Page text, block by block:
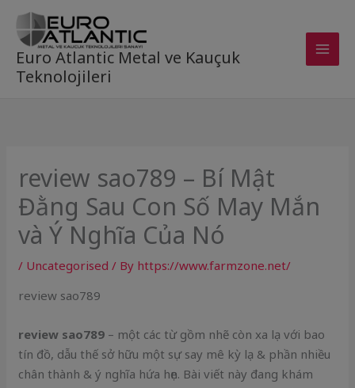
content
Euro Atlantic Metal ve Kauçuk
Teknolojileri
review sao789 – Bí Mật
Đằng Sau Con Số May Mắn
và Ý Nghĩa Của Nó
/ Uncategorised / By https://www.farmzone.net/
review sao789
review sao789 – một các từ gồm nhẽ còn xa lạ với bao
tín đồ, dẫu thế sở hữu một sự say mê kỳ lạ & phần nhiều
chân thành & ý nghĩa hứa hẹn. Bài viết này đang khám